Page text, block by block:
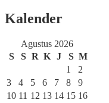
Kalender
Agustus 2026
S
S R K J S M
1
2
3
4 5 6 7 8
9
10 11 12 13 14 15 16